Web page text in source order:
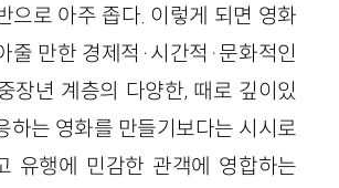
으로 아주 좁다. 이렇게 되면 영화
줄 만한 경제적·시간적·문화적인
장년 계층의 다양한, 때로 깊이있
하는 영화를 만들기보다는 시시로
유행에 민감한 관객에 영합하는